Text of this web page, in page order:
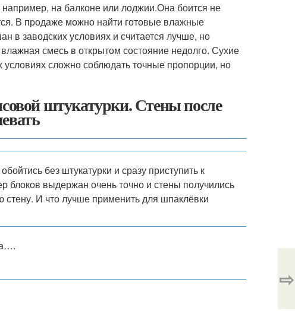
на балконе или лоджии.Она боится не
В продаже можно найти готовые влажные
в заводских условиях и считается лучше, но
смесь в открытом состояние недолго. Сухие
сложно соблюдать точные пропорции, но
штукатурки. Стены после
без штукатурки и сразу приступить к
блоков выдержан очень точно и стены получились
И что лучше применить для шпаклёвки
⇨